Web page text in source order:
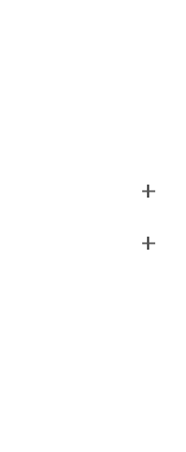
+
+